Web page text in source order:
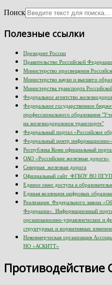
Поиск
Полезные ссылки
Президент России
Правительство Российской
Министерство просвещения
Министерство науки и высшего
Министерства транспорта
Федеральное агентство
Федеральное государственное
профессионального образования
на железнодорожном транспорте"
Федеральный портал «Российское
Федеральный центр информационно-
Республика Коми официальный
ОАО «Российские железные дороги»
Северная железная дорога
Официальный сайт ФГБОУ ВО
Единое окно доступа к
Единая коллекция цифровых
Реализация Федерального закона
Федерации». Информационный
организационно-управленческих и
структурных и нормативных
Некоммерческая организация
НО «АСКИТТ»
Противодействие